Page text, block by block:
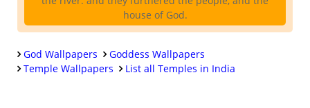
house of God.
God Wallpapers
Goddess Wallpapers
Temple Wallpapers
List all Temples in India